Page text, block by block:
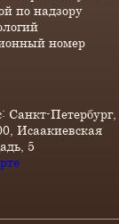
по надзору
номер
Санкт-Петербург,
Исаакиевская
5